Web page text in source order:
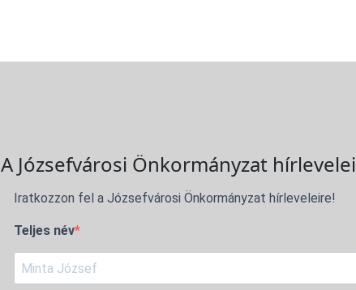
A Józsefvárosi Önkormányzat hírlevelei
Iratkozzon fel a Józsefvárosi Önkormányzat hírleveleire!
Teljes név